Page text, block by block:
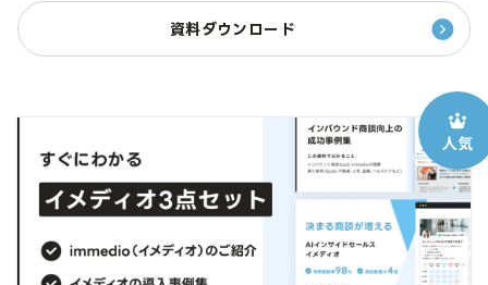
資料ダウンロード